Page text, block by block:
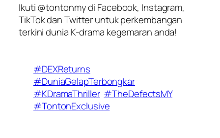
Ikuti @tontonmy di Facebook, Instagram,
TikTok dan Twitter untuk perkembangan
terkini dunia K-drama kegemaran anda!
#DEXReturns
#DuniaGelapTerbongkar
#KDramaThriller #TheDefectsMY
#TontonExclusive